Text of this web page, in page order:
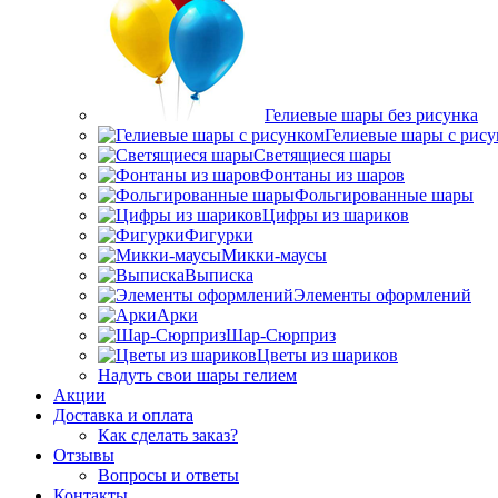
Гелиевые шары без рисунка
Гелиевые шары с
Светящиеся шары
Фонтаны из шаров
Фольгированные шары
Цифры из шариков
Фигурки
Микки-маусы
Выписка
Элементы оформлений
Арки
Шар-Сюрприз
Цветы из шариков
Надуть свои шары гелием
Акции
Доставка и оплата
Как сделать заказ?
Отзывы
Вопросы и ответы